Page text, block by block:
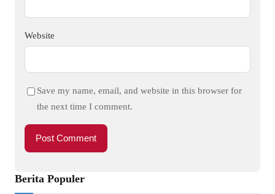
Website
Save my name, email, and website in this browser for
the next time I comment.
Berita Populer